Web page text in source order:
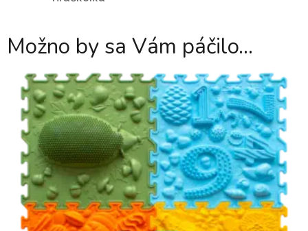
Možno by sa Vám páčilo…